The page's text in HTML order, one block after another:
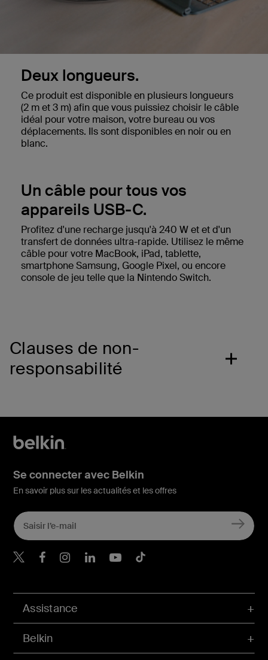
Deux longueurs.
Ce produit est disponible en plusieurs longueurs
(2 m et 3 m) afin que vous puissiez choisir le câble
idéal pour votre maison, votre bureau ou vos
déplacements. Ils sont disponibles en noir ou en
blanc.
Un câble pour tous vos
appareils USB-C.
Profitez d'une recharge jusqu'à 240 W et et d'un
transfert de données ultra-rapide. Utilisez le même
câble pour votre MacBook, iPad, tablette,
smartphone Samsung, Google Pixel, ou encore
console de jeu telle que la Nintendo Switch.
Clauses de non-
responsabilité
Assistance
Belkin
Se connecter avec Belkin
En savoir plus sur les actualités et les offres
Belkin Twitter
Belkin Facebook
Belkin Instagram
Belkin LinkedIn
Belkin Youtube
Belkin TikTok